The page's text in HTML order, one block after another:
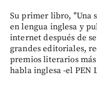
Su primer libro, "Una
en lengua inglesa y
internet después de
grandes editoriales,
premios literarios
habla inglesa -el PEN